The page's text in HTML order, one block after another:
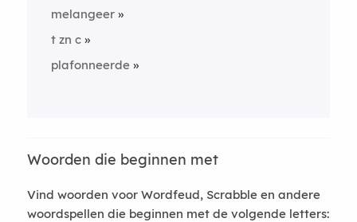
melangeer
t zn c
plafonneerde
Woorden die beginnen met
Vind woorden voor Wordfeud, Scrabble en andere
woordspellen die beginnen met de volgende letters: